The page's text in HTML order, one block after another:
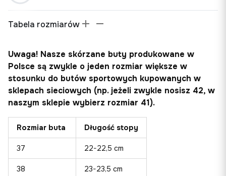
Tabela rozmiarów
Uwaga! Nasze skórzane buty produkowane w
Polsce są zwykle o jeden rozmiar większe w
stosunku do butów sportowych kupowanych w
sklepach sieciowych (np. jeżeli zwykle nosisz 42, w
naszym sklepie wybierz rozmiar 41).
Rozmiar buta Długość stopy
37 22-22,5 cm
38 23-23,5 cm